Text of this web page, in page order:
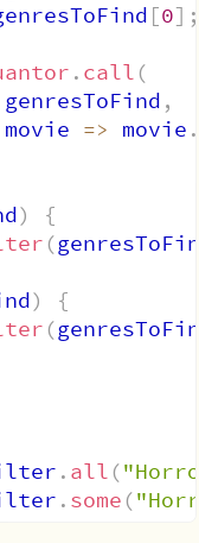
[0] ;
. call (
,
movie => movie .
)
{
(
)
{
(
. all (
. some (